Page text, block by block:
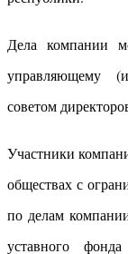
Дела компании
управляющему
советом
Участники
обществах с
по делам
уставного